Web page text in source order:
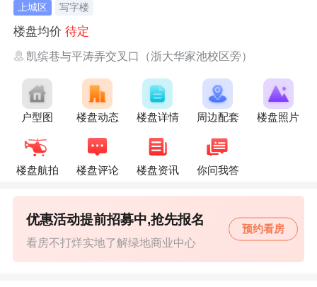
上城区 写字楼
楼盘均价待定
凯缤巷与平涛弄交叉口（浙大华家池校区旁）
户型图 楼盘动态 楼盘详情 周边配套 楼盘照片
楼盘航拍 楼盘评论 楼盘资讯 你问我答
看房不打烊实地了解绿地商业中心
优惠活动提前招募中,抢先报名
预约看房